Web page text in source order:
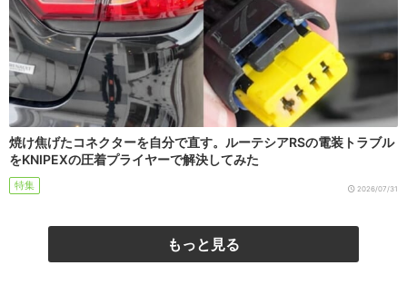
焼け焦げたコネクターを自分で直す。ルーテシアRSの電装トラブル
をKNIPEXの圧着プライヤーで解決してみた
特集 2026/07/31
もっと見る